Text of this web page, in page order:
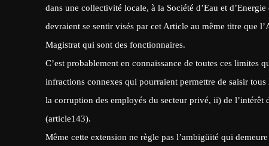
dans une collectivité locale, à la Société d’Eau et
devraient se sentir visés par cet Article au même titre que
Magistrat qui sont des fonctionnaires.
C’est probablement en connaissance de toutes ces limites
infractions connexes qui pourraient permettre de saisir
la corruption des employés du secteur privé, ii) de
(article143).
Même cette extension ne règle pas l’ambigüité qui